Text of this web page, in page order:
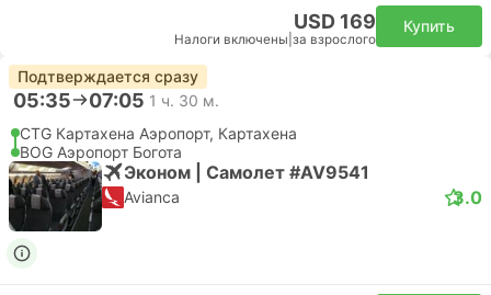
USD 169
Налоги включены за взрослого
Купить
Подтверждается сразу
05:35 07:05 1 ч. 30 м.
CTG Картахена Аэропорт, Картахена
BOG Аэропорт Богота
Эконом | Самолет #AV9541
Avianca 3.0